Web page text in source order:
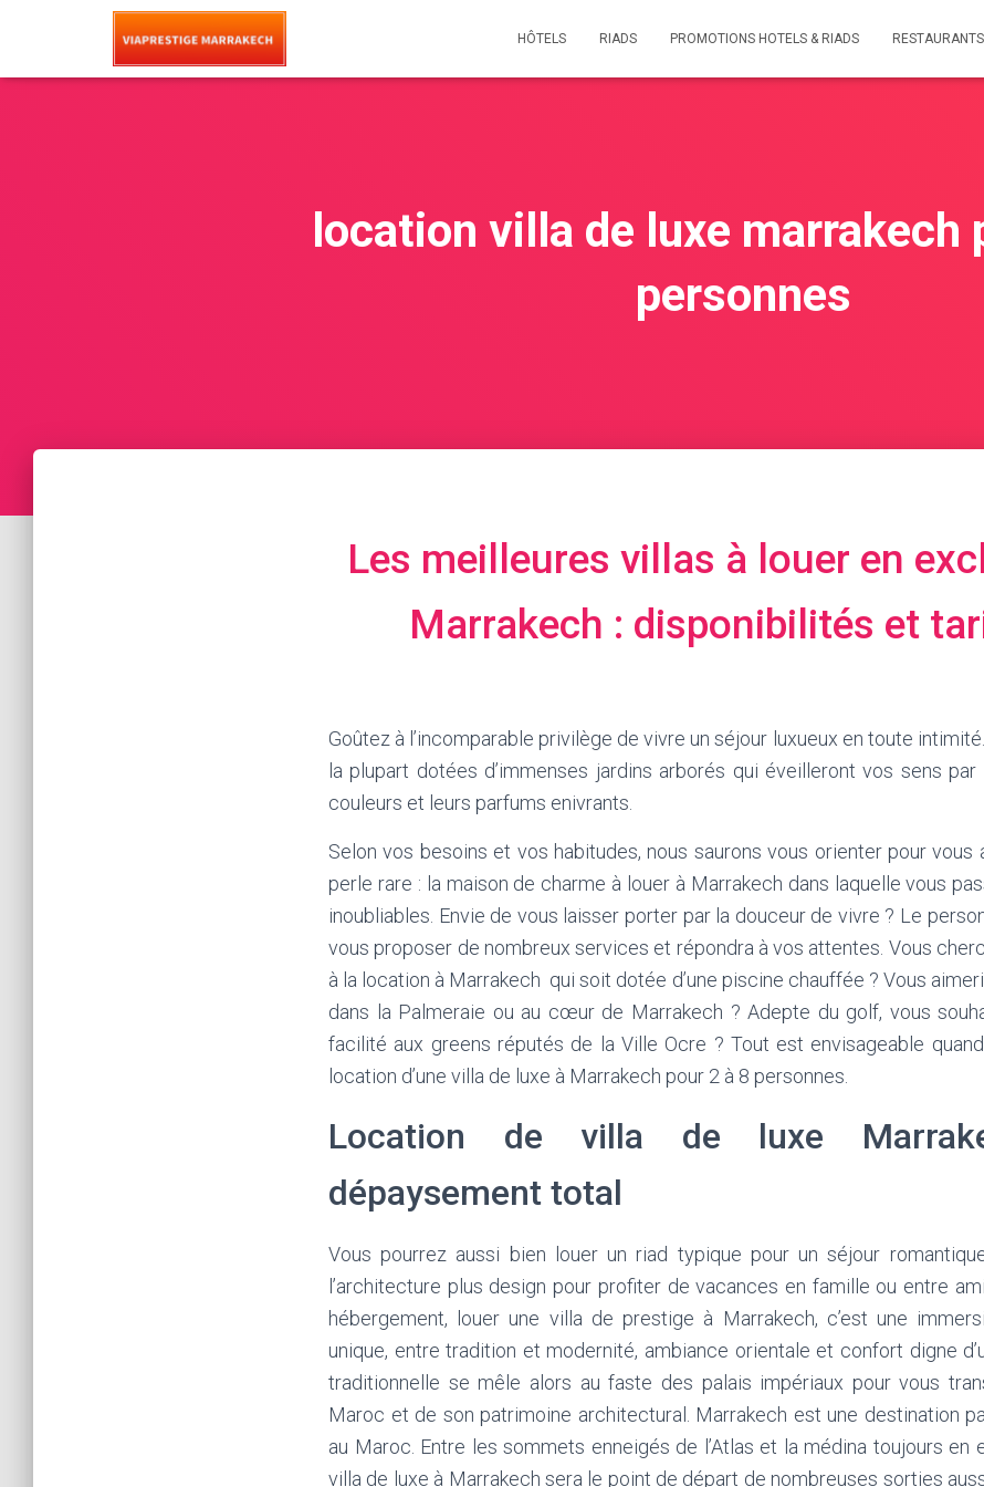
HÔTELS RIADS PROMOTIONS HOTELS & RIADS
location villa de luxe marrakech
personnes
Les meilleures villas à louer en
Marrakech : disponibilités et
Goûtez à l’incomparable privilège de vivre un séjour luxueux en toute
la plupart dotées d’immenses jardins arborés qui éveilleront vos sens
couleurs et leurs parfums enivrants.
Selon vos besoins et vos habitudes, nous saurons vous orienter pour vous
perle rare : la maison de charme à louer à Marrakech dans laquelle vous
inoubliables. Envie de vous laisser porter par la douceur de vivre ? Le
vous proposer de nombreux services et répondra à vos attentes. Vous
à la location à Marrakech qui soit dotée d’une piscine chauffée ? Vous
dans la Palmeraie ou au cœur de Marrakech ? Adepte du golf, vous
facilité aux greens réputés de la Ville Ocre ? Tout est envisageable
location d’une villa de luxe à Marrakech pour 2 à 8 personnes.
Location de villa de luxe
dépaysement total
Vous pourrez aussi bien louer un riad typique pour un séjour
l’architecture plus design pour profiter de vacances en famille ou entre
hébergement, louer une villa de prestige à Marrakech, c’est une
unique, entre tradition et modernité, ambiance orientale et confort digne
traditionnelle se mêle alors au faste des palais impériaux pour vous
Maroc et de son patrimoine architectural. Marrakech est une destination
au Maroc. Entre les sommets enneigés de l’Atlas et la médina toujours en
villa de luxe à Marrakech sera le point de départ de nombreuses sorties